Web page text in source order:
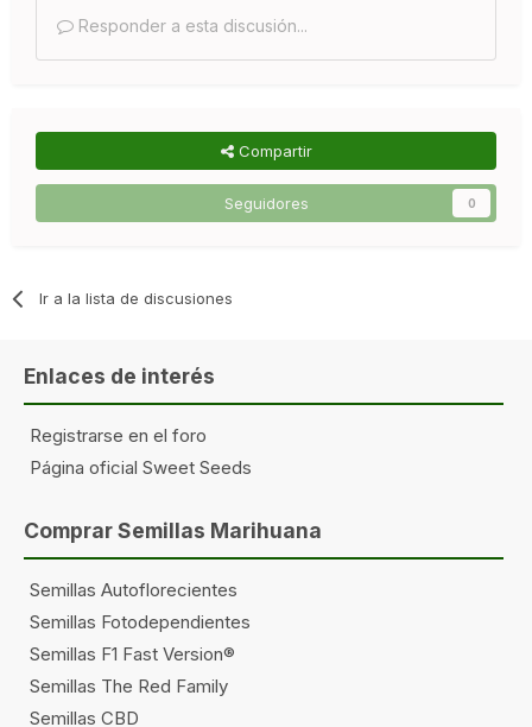
Responder a esta discusión...
Compartir
Seguidores 0
Ir a la lista de discusiones
Enlaces de interés
Registrarse en el foro
Página oficial Sweet Seeds
Comprar Semillas Marihuana
Semillas Autoflorecientes
Semillas Fotodependientes
Semillas F1 Fast Version®
Semillas The Red Family
Semillas CBD